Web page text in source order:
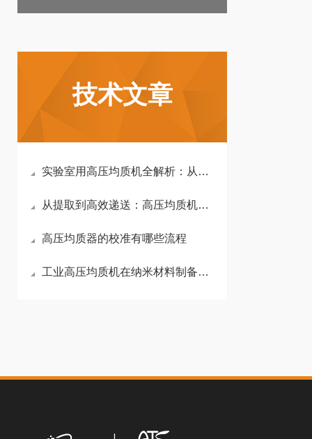
技术文章
实验室用高压均质机全解析：从均质原理到选型黄金法则
从提取到高效递送：高压均质机如何突破姜黄素生物利用度瓶颈
高压均质器的校准有哪些流程
工业高压均质机在纳米材料制备与规模化生产中的作用